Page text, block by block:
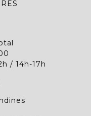
/ 14h-17h